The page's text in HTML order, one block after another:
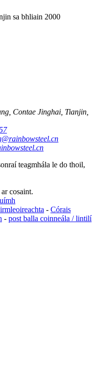
sa bhliain 2000
Contae Jinghai, Tianjin,
teagmhála le do thoil,
cosaint.
- Córais
- post balla coinneála / lintilí